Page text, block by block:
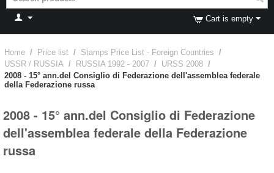
Cart is empty
Home / Price list / Stamps Price List - Foreign Countries /
USSR / RUSSIA / RUSSIA 1992 - 2007 / URSS 2008 /
2008 - 15° ann.del Consiglio di Federazione dell'assemblea federale
della Federazione russa
2008 - 15° ann.del Consiglio di Federazione
dell'assemblea federale della Federazione
russa